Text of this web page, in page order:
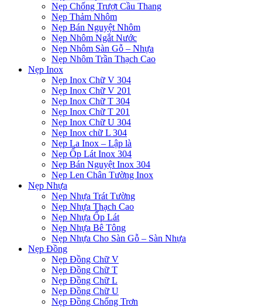
Nẹp Chống Trượt Cầu Thang
Nẹp Thảm Nhôm
Nẹp Bán Nguyệt Nhôm
Nẹp Nhôm Ngắt Nước
Nẹp Nhôm Sàn Gỗ – Nhựa
Nẹp Nhôm Trần Thạch Cao
Nẹp Inox
Nẹp Inox Chữ V 304
Nẹp Inox Chữ V 201
Nẹp Inox Chữ T 304
Nẹp Inox Chữ T 201
Nẹp Inox Chữ U 304
Nẹp Inox chữ L 304
Nẹp La Inox – Lập là
Nẹp Ốp Lát Inox 304
Nẹp Bán Nguyệt Inox 304
Nẹp Len Chân Tường Inox
Nẹp Nhựa
Nẹp Nhựa Trát Tường
Nẹp Nhựa Thạch Cao
Nẹp Nhựa Ốp Lát
Nẹp Nhựa Bê Tông
Nẹp Nhựa Cho Sàn Gỗ – Sàn Nhựa
Nẹp Đồng
Nẹp Đồng Chữ V
Nẹp Đồng Chữ T
Nẹp Đồng Chữ L
Nẹp Đồng Chữ U
Nẹp Đồng Chống Trơn